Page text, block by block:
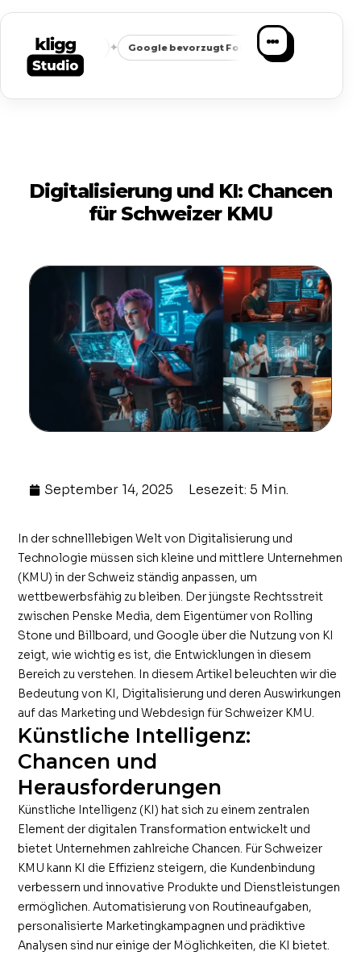
✦ Google bevorzugt Fokus ✦ Passende Anfragen
Digitalisierung und KI: Chancen
für Schweizer KMU
September 14, 2025 Lesezeit: 5 Min.
In der schnelllebigen Welt von Digitalisierung und
Technologie müssen sich kleine und mittlere Unternehmen
(KMU) in der Schweiz ständig anpassen, um
wettbewerbsfähig zu bleiben. Der jüngste Rechtsstreit
zwischen Penske Media, dem Eigentümer von Rolling
Stone und Billboard, und Google über die Nutzung von KI
zeigt, wie wichtig es ist, die Entwicklungen in diesem
Bereich zu verstehen. In diesem Artikel beleuchten wir die
Bedeutung von KI, Digitalisierung und deren Auswirkungen
auf das Marketing und Webdesign für Schweizer KMU.
Künstliche Intelligenz:
Chancen und
Herausforderungen
Künstliche Intelligenz (KI) hat sich zu einem zentralen
Element der digitalen Transformation entwickelt und
bietet Unternehmen zahlreiche Chancen. Für Schweizer
KMU kann KI die Effizienz steigern, die Kundenbindung
verbessern und innovative Produkte und Dienstleistungen
ermöglichen. Automatisierung von Routineaufgaben,
personalisierte Marketingkampagnen und prädiktive
Analysen sind nur einige der Möglichkeiten, die KI bietet.